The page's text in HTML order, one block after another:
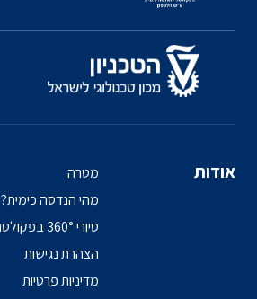
אודות
מטרה
מהי הנדסה כימית?
סיורי 360° בפקולטה
הצהרת נגישות
מדיניות פרטיות